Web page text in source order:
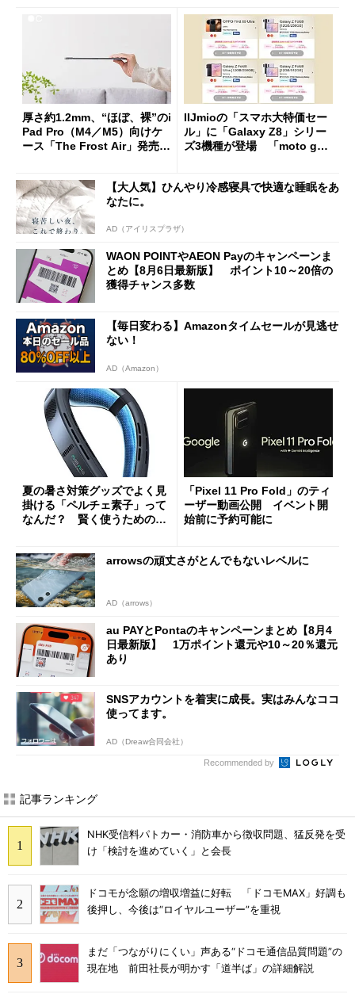
厚さ約1.2mm、“ほぼ、裸”のi
Pad Pro（M4／M5）向けケ
ース「The Frost Air」発売
IIJmioの「スマホ大特価セー
ル」に「Galaxy Z8」シリー
ズ3機種が登場 「moto g37
【大人気】ひんやり冷感寝具で快適な睡眠をあ
なたに。
AD（アイリスプラザ）
WAON POINTやAEON Payのキャンペーンま
とめ【8月6日最新版】 ポイント10～20倍の
獲得チャンス多数
【毎日変わる】Amazonタイムセールが見逃せ
ない！
AD（Amazon）
夏の暑さ対策グッズでよく見
掛ける「ペルチェ素子」って
なんだ？ 賢く使うための注
「Pixel 11 Pro Fold」のティ
ーザー動画公開 イベント開
始前に予約可能に
arrowsの頑丈さがとんでもないレベルに
AD（arrows）
au PAYとPontaのキャンペーンまとめ【8月4
日最新版】 1万ポイント還元や10～20％還元
あり
SNSアカウントを着実に成長。実はみんなココ
使ってます。
AD（Dreaw合同会社）
Recommended by
記事ランキング
NHK受信料パトカー・消防車から徴収問題、猛反発を受
け「検討を進めていく」と会長
ドコモが念願の増収増益に好転 「ドコモMAX」好調も
後押し、今後は“ロイヤルユーザー”を重視
まだ「つながりにくい」声ある“ドコモ通信品質問題”の
現在地 前田社長が明かす「道半ば」の詳細解説